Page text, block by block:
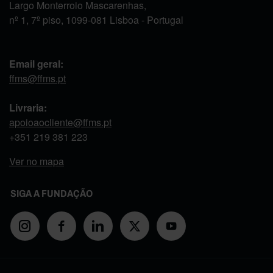
Largo Monterroio Mascarenhas,
nº 1, 7º piso, 1099-081 Lisboa - Portugal
Email geral:
ffms@ffms.pt
Livraria:
apoioaocliente@ffms.pt
+351 219 381 223
Ver no mapa
SIGA A FUNDAÇÃO